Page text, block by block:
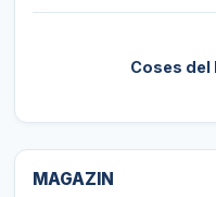
Coses del
MAGAZIN